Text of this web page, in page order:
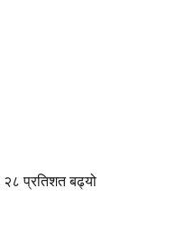
२८ प्रतिशत बढ्यो